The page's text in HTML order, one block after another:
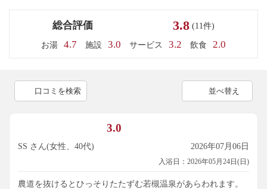
総合評価 3.8 (11件)
お湯 4.7 施設 3.0 サービス 3.2 飲食 2.0
口コミを検索 並べ替え
3.0
SS さん(女性、40代) 2026年07月06日
入浴日：2026年05月24日(日)
農道を抜けるとひっそりたたずむ若槻温泉があらわれます。